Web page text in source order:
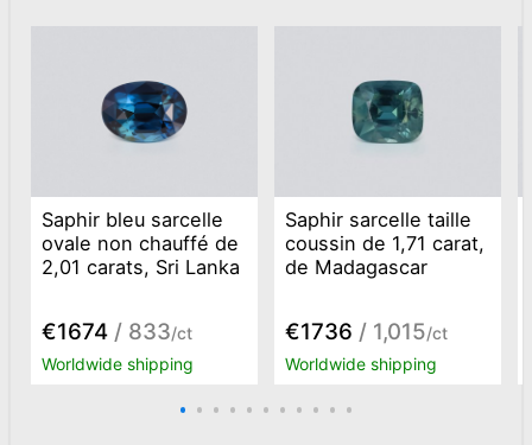
Saphir bleu sarcelle
ovale non chauffé de
2,01 carats, Sri Lanka
€1674 / 833/ct
Worldwide shipping
Saphir sarcelle taille
coussin de 1,71 carat,
de Madagascar
€1736 / 1,015/ct
Worldwide shipping